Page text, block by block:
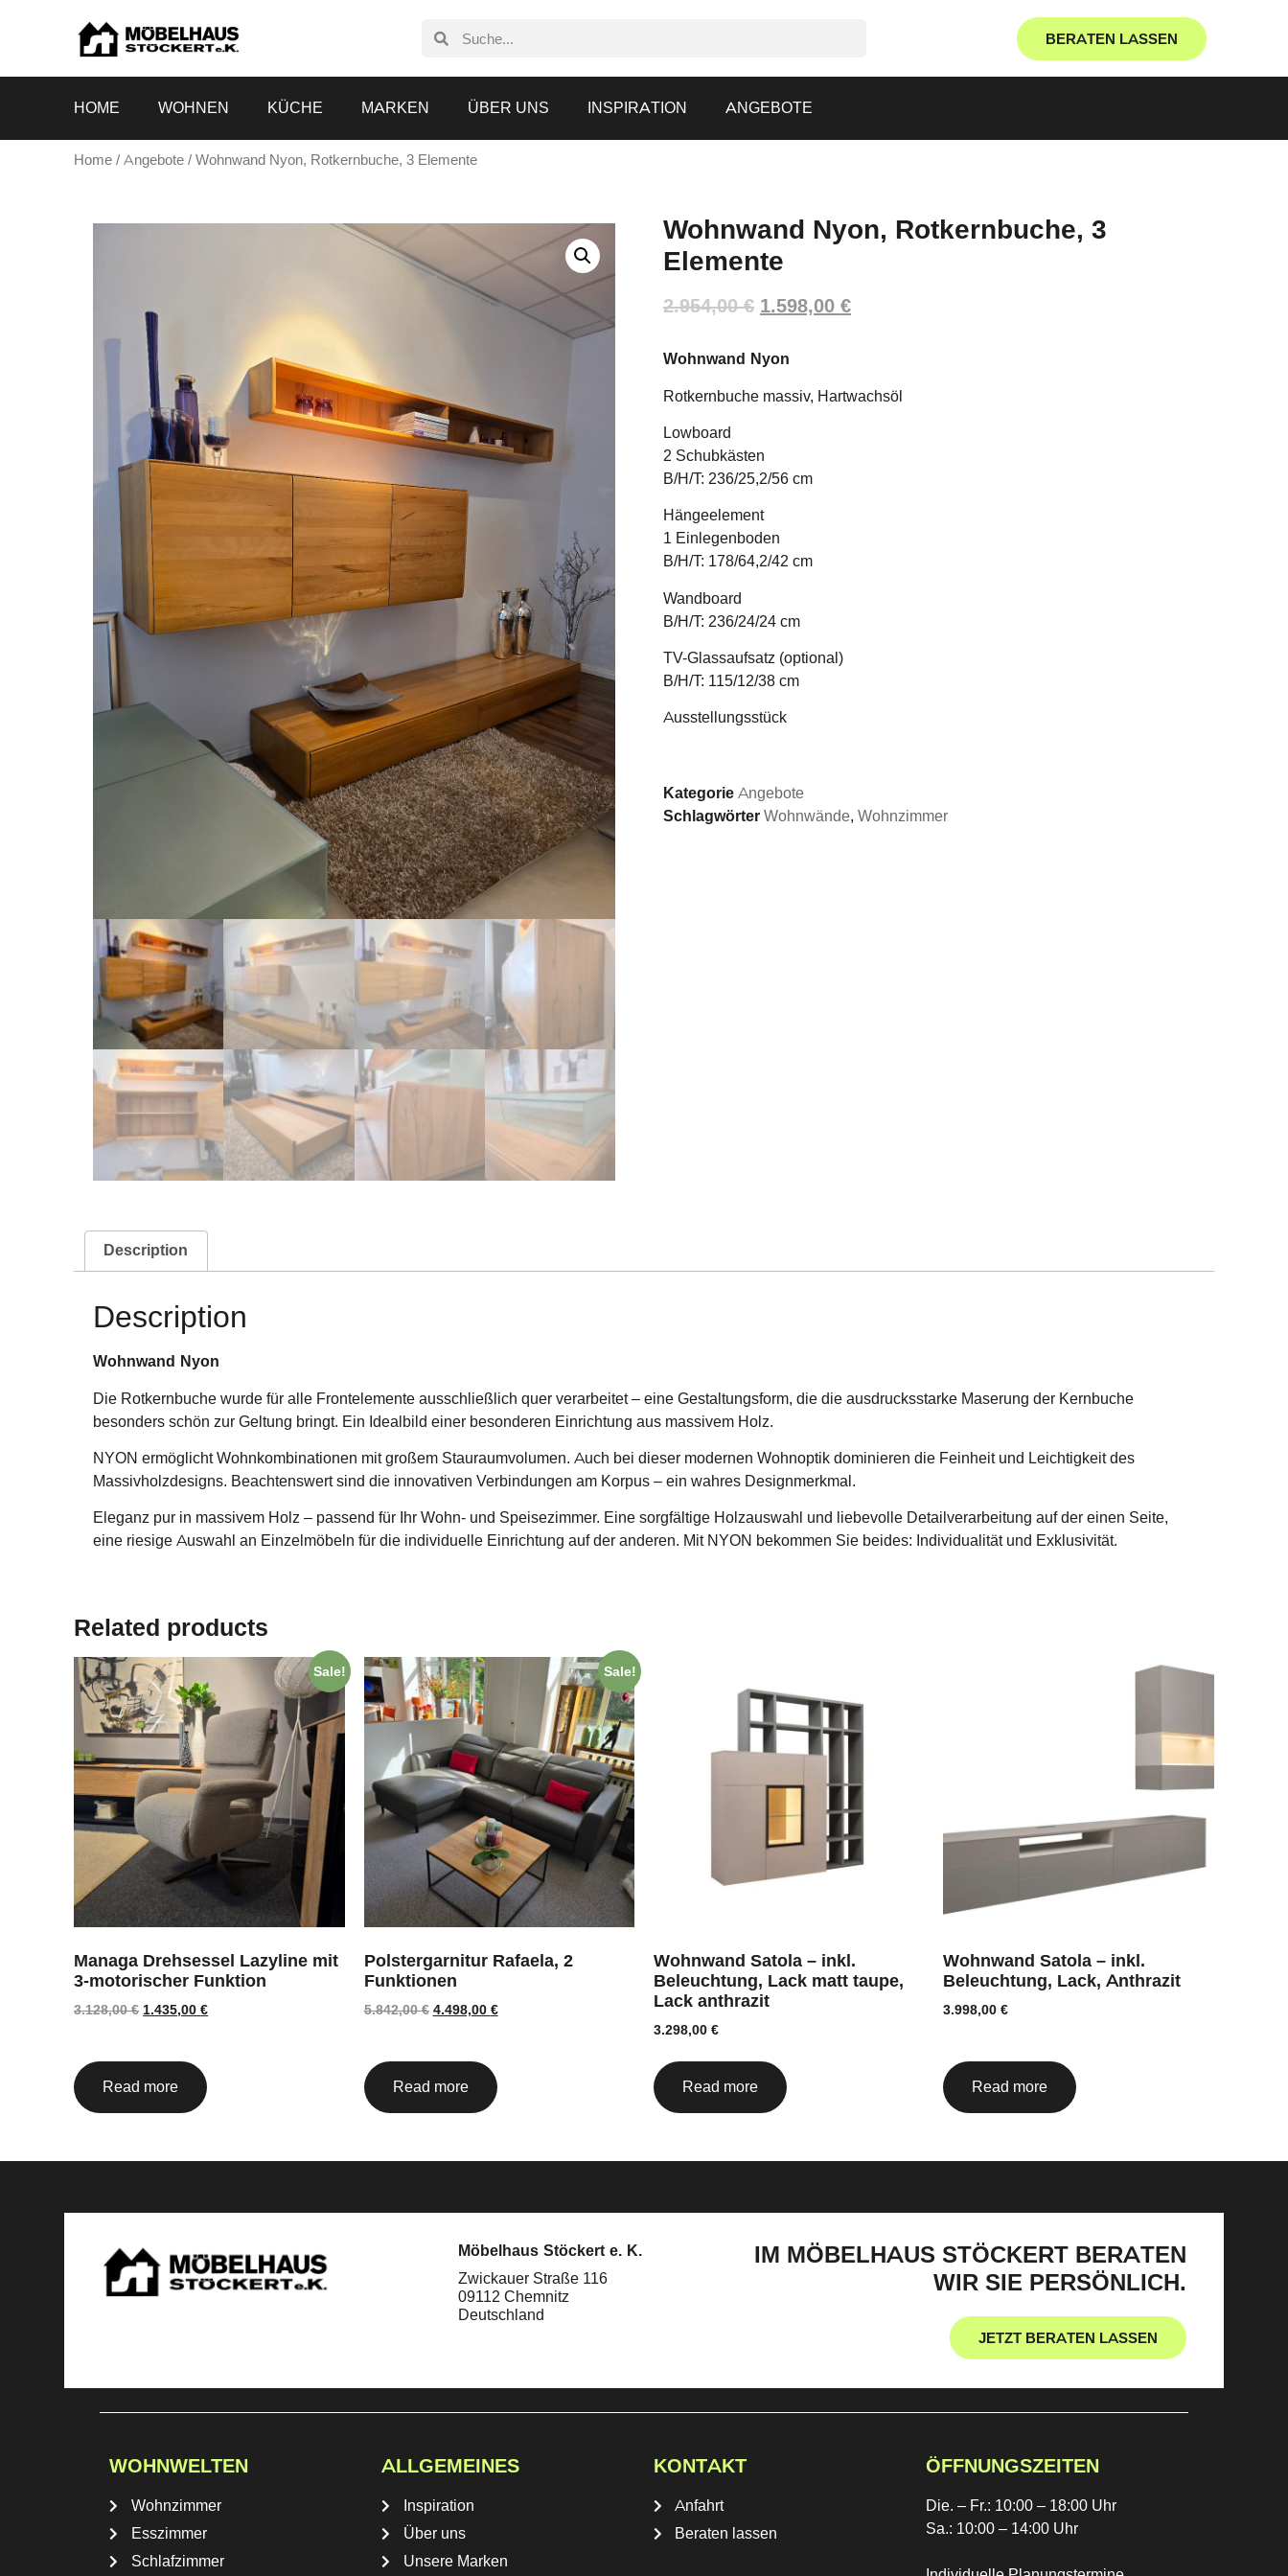
BERATEN LASSEN
HOME WOHNEN KÜCHE MARKEN ÜBER UNS INSPIRATION ANGEBOTE
Home /Angebote / Wohnwand Nyon, Rotkernbuche, 3 Elemente
Wohnwand Nyon, Rotkernbuche, 3
Elemente
2.954,00€ 1.598,00 €
Wohnwand Nyon
Rotkernbuche massiv, Hartwachsöl
Lowboard
2 Schubkästen
B/H/T: 236/25,2/56 cm
Hängeelement
1 Einlegenboden
B/H/T: 178/64,2/42 cm
Wandboard
B/H/T: 236/24/24 cm
TV-Glassaufsatz (optional)
B/H/T: 115/12/38 cm
Ausstellungsstück
Kategorie Angebote
Schlagwörter Wohnwände, Wohnzimmer
Description
Description
Wohnwand Nyon
Die Rotkernbuche wurde für alle Frontelemente ausschließlich quer verarbeitet – eine Gestaltungsform, die die ausdrucksstarke Maserung der Kernbuche
besonders schön zur Geltung bringt. Ein Idealbild einer besonderen Einrichtung aus massivem Holz.
NYON ermöglicht Wohnkombinationen mit großem Stauraumvolumen. Auch bei dieser modernen Wohnoptik dominieren die Feinheit und Leichtigkeit des
Massivholzdesigns. Beachtenswert sind die innovativen Verbindungen am Korpus – ein wahres Designmerkmal.
Eleganz pur in massivem Holz – passend für Ihr Wohn- und Speisezimmer. Eine sorgfältige Holzauswahl und liebevolle Detailverarbeitung auf der einen Seite,
eine riesige Auswahl an Einzelmöbeln für die individuelle Einrichtung auf der anderen. Mit NYON bekommen Sie beides: Individualität und Exklusivität.
Related products
Sale!
Managa Drehsessel Lazyline mit
3-motorischer Funktion
3.128,00€ 1.435,00€
Read more
Sale!
Polstergarnitur Rafaela, 2
Funktionen
5.842,00€ 4.498,00 €
Read more
Wohnwand Satola – inkl.
Beleuchtung, Lack matt taupe,
Lack anthrazit
3.298,00 €
Read more
Wohnwand Satola – inkl.
Beleuchtung, Lack, Anthrazit
3.998,00€
Read more
Möbelhaus Stöckert e. K.
Zwickauer Straße 116
09112 Chemnitz
Deutschland
IM MÖBELHAUS STÖCKERT BERATEN
WIR SIE PERSÖNLICH.
JETZT BERATEN LASSEN
WOHNWELTEN
Wohnzimmer
Esszimmer
Schlafzimmer
ALLGEMEINES
Inspiration
Über uns
Unsere Marken
KONTAKT
Anfahrt
Beraten lassen
ÖFFNUNGSZEITEN
Die. – Fr.: 10:00 – 18:00 Uhr
Sa.: 10:00 – 14:00 Uhr